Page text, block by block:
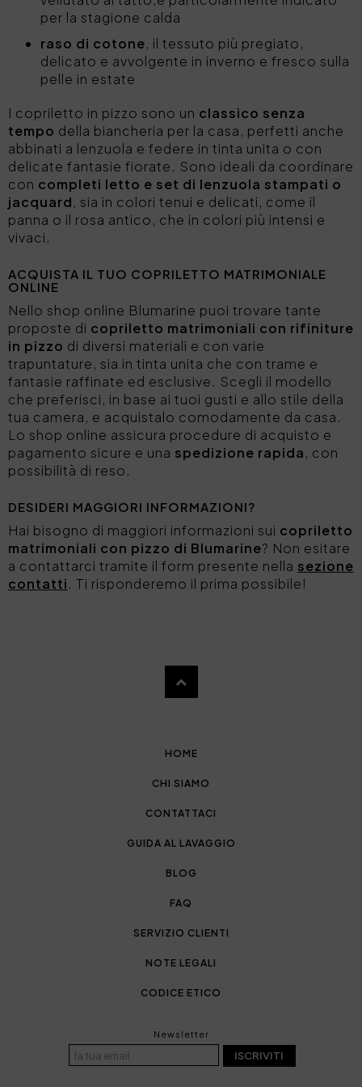
per la stagione calda
raso di cotone, il tessuto più pregiato,
delicato e avvolgente in inverno e fresco sulla
pelle in estate
I copriletto in pizzo sono un classico senza
tempo della biancheria per la casa, perfetti anche
abbinati a lenzuola e federe in tinta unita o con
delicate fantasie fiorate. Sono ideali da coordinare
con completi letto e set di lenzuola stampati o
jacquard, sia in colori tenui e delicati, come il
panna o il rosa antico, che in colori più intensi e
vivaci.
ACQUISTA IL TUO COPRILETTO MATRIMONIALE
ONLINE
Nello shop online Blumarine puoi trovare tante
proposte di copriletto matrimoniali con rifiniture
in pizzo di diversi materiali e con varie
trapuntature, sia in tinta unita che con trame e
fantasie raffinate ed esclusive. Scegli il modello
che preferisci, in base ai tuoi gusti e allo stile della
tua camera, e acquistalo comodamente da casa.
Lo shop online assicura procedure di acquisto e
pagamento sicure e una spedizione rapida, con
possibilità di reso.
DESIDERI MAGGIORI INFORMAZIONI?
Hai bisogno di maggiori informazioni sui copriletto
matrimoniali con pizzo di Blumarine? Non esitare
a contattarci tramite il form presente nella sezione
contatti. Ti risponderemo il prima possibile!
HOME
CHI SIAMO
CONTATTACI
GUIDA AL LAVAGGIO
BLOG
FAQ
SERVIZIO CLIENTI
NOTE LEGALI
CODICE ETICO
Newsletter
ISCRIVITI